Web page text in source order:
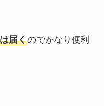
届くのでかなり便利